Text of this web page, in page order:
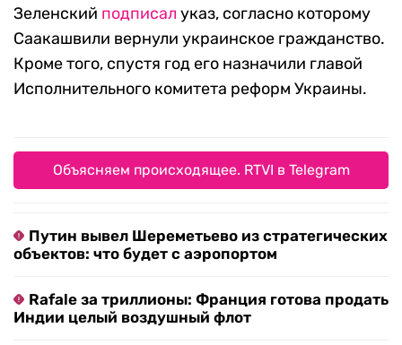
Зеленский подписал указ, согласно которому
Саакашвили вернули украинское гражданство.
Кроме того, спустя год его назначили главой
Исполнительного комитета реформ Украины.
Объясняем происходящее. RTVI в Telegram
Путин вывел Шереметьево из стратегических
объектов: что будет с аэропортом
Rafale за триллионы: Франция готова продать
Индии целый воздушный флот